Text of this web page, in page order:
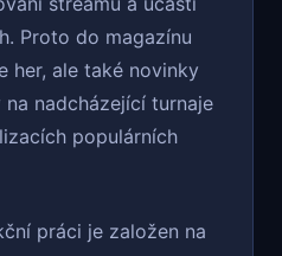
Proto do magazínu
her, ale také novinky
nadcházející turnaje
populárních
práci je založen na